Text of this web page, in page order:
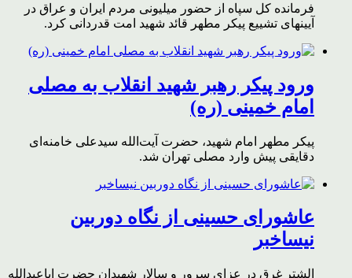
فرمانده کل سپاه از حضور میلیونی مردم ایران و عراق در
آیینهای تشییع پیکر مطهر قائد شهید امت قدردانی کرد.
ورود پیکر رهبر شهید انقلاب به مصلی
امام خمینی (ره)
پیکر مطهر امام شهید،‌ حضرت آیت‌الله سیدعلی خامنه‌ای
دقایقی پیش وارد مصلی تهران شد.
عاشورای حسینی از نگاه دوربین
نیساخبر
الشتر غرق در عزای سرور و سالار شهیدان حضرت اباعبدالله